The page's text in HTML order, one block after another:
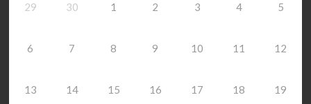
29 30 1 2 3 4 5
6 7 8 9 10 11 12
13 14 15 16 17 18 19